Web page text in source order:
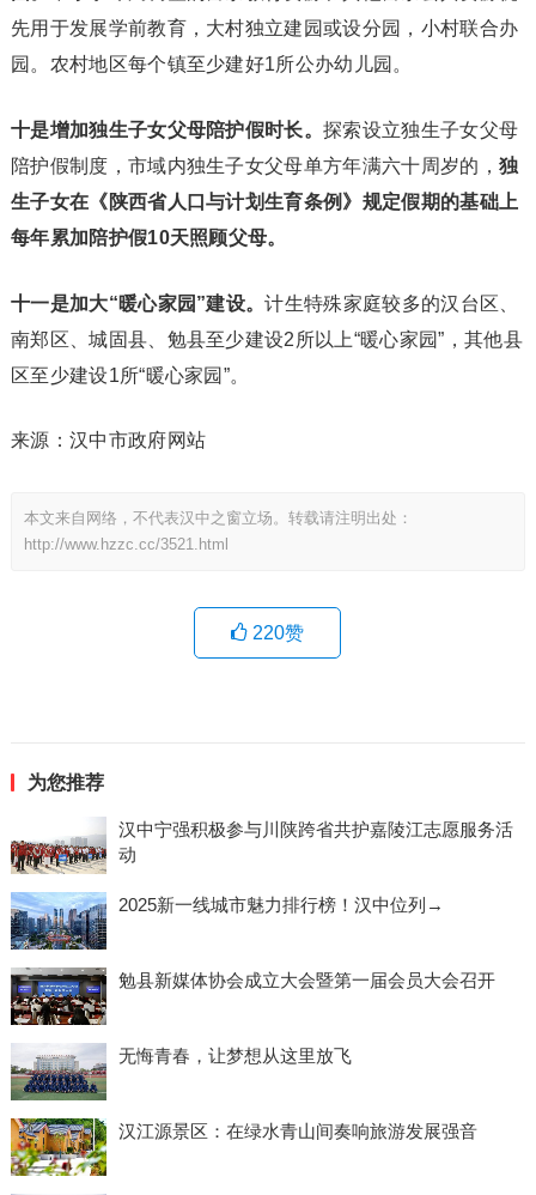
先用于发展学前教育，大村独立建园或设分园，小村联合办
园。农村地区每个镇至少建好1所公办幼儿园。
十是增加独生子女父母陪护假时长。探索设立独生子女父母
陪护假制度，市域内独生子女父母单方年满六十周岁的， 独
生子女在《陕西省人口与计划生育条例》规定假期的基础上
每年累加陪护假10天照顾父母。
十一是加大“暖心家园”建设。计生特殊家庭较多的汉台区、
南郑区、城固县、勉县至少建设2所以上“暖心家园”，其他县
区至少建设1所“暖心家园”。
来源：汉中市政府网站
本文来自网络，不代表汉中之窗立场。转载请注明出处：
http://www.hzzc.cc/3521.html
220赞
为您推荐
汉中宁强积极参与川陕跨省共护嘉陵江志愿服务活
动
2025新一线城市魅力排行榜！汉中位列→
勉县新媒体协会成立大会暨第一届会员大会召开
无悔青春，让梦想从这里放飞
汉江源景区：在绿水青山间奏响旅游发展强音